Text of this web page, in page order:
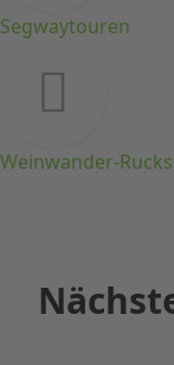
Segwaytouren
Weinwander-